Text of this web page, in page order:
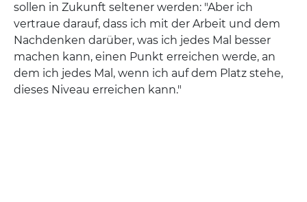
sollen in Zukunft seltener werden: "Aber ich
vertraue darauf, dass ich mit der Arbeit und dem
Nachdenken darüber, was ich jedes Mal besser
machen kann, einen Punkt erreichen werde, an
dem ich jedes Mal, wenn ich auf dem Platz stehe,
dieses Niveau erreichen kann."